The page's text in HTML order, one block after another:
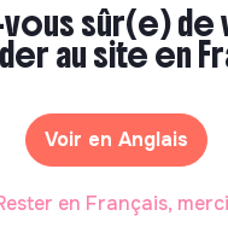
& formations
sûr(e)
au site en
Voir en Anglais
en Français,